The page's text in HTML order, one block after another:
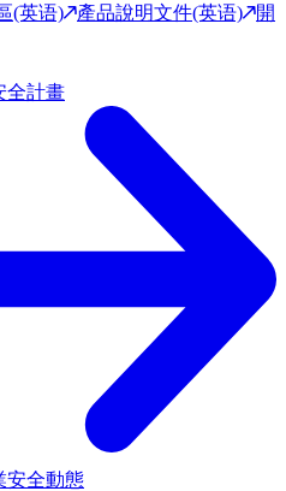
(英语) 產品說明文件(英语)
開
全計畫
安全動態